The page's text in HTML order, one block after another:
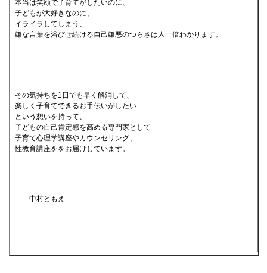
本当は笑顔で子育てがしたいのに、
子どもが大好きなのに、
イライラしてしまう、
嫌な言葉を浴びせ続ける自己嫌悪のつらさは人一倍わかります。
その気持ちを1日でも早く解消して、
楽しく子育てできるお手伝いがしたい
という想いを持って、
子どもの自己肯定感を高める専門家として
子育て心理学講座やカウンセリング、
性教育講座ををお届けしています。
中村ともえ